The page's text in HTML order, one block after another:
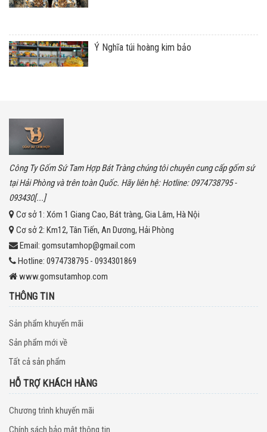
Ý Nghĩa túi hoàng kim bảo
Công Ty Gốm Sứ Tam Hợp Bát Tràng chúng tôi chuyên cung cấp gốm sứ
tại Hải Phòng và trên toàn Quốc. Hãy liên hệ: Hotline: 0974738795 -
093430[...]
Cơ sở 1: Xóm 1 Giang Cao, Bát tràng, Gia Lâm, Hà Nội
Cơ sở 2: Km12, Tân Tiến, An Dương, Hải Phòng
Email: gomsutamhop@gmail.com
Hotline: 0974738795 - 0934301869
www.gomsutamhop.com
THÔNG TIN
Sản phẩm khuyến mãi
Sản phẩm mới về
Tất cả sản phẩm
HỖ TRỢ KHÁCH HÀNG
Chương trình khuyến mãi
Chính sách bảo mật thông tin